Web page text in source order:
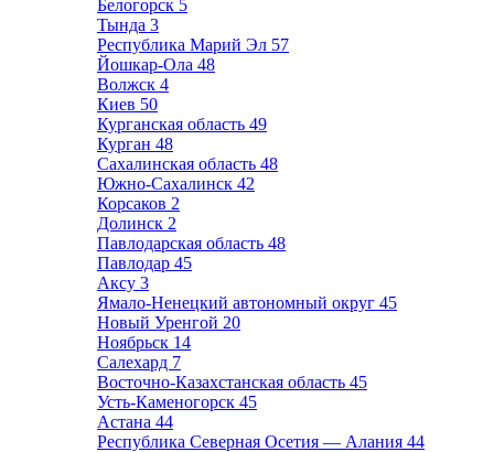
Белогорск 5
Тында 3
Республика Марий Эл 57
Йошкар-Ола 48
Волжск 4
Киев 50
Курганская область 49
Курган 48
Сахалинская область 48
Южно-Сахалинск 42
Корсаков 2
Долинск 2
Павлодарская область 48
Павлодар 45
Аксу 3
Ямало-Ненецкий автономный округ 45
Новый Уренгой 20
Ноябрьск 14
Салехард 7
Восточно-Казахстанская область 45
Усть-Каменогорск 45
Астана 44
Республика Северная Осетия — Алания 44